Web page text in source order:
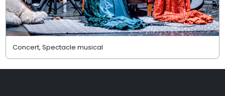
Concert, Spectacle musical